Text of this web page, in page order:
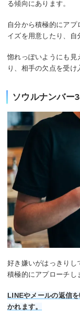
る傾向にあります。
自分から積極的にア
イズを用意したり、自
惚れっぽいようにも見
り、相手の欠点を受け
ソウルナンバ
好き嫌いがはっきりし
積極的にアプローチし
LINEやメールの返信
かれます。